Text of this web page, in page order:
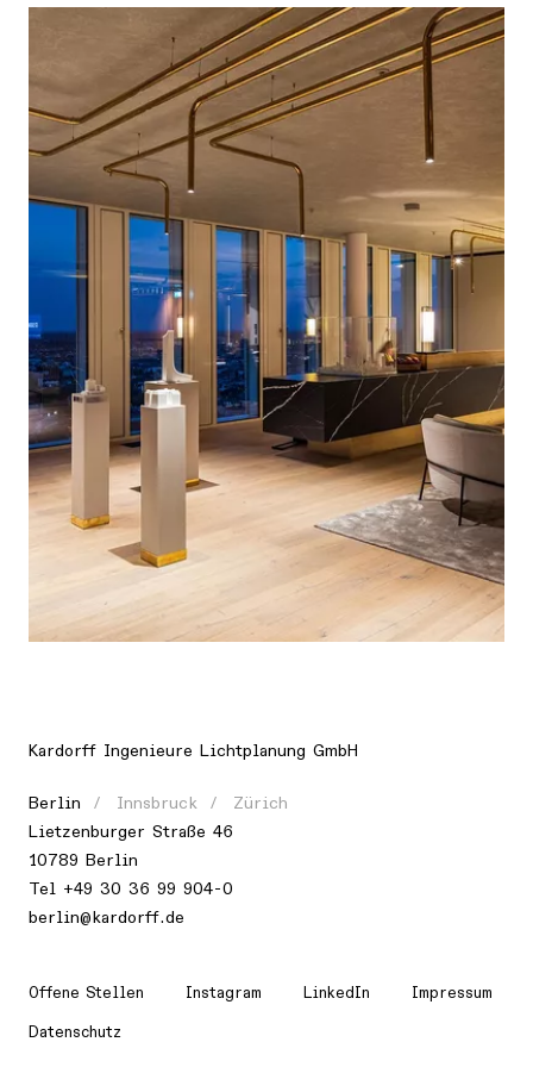
Europa, Deutschland, Berlin
Kardorff Ingenieure Lichtplanung GmbH
Berlin Innsbruck
Zürich
Lietzenburger Straße 46
10789 Berlin
Tel +49 30 36 99 904-0
berlin@kardorff.de
Offene Stellen Instagram LinkedIn
Impressum
Datenschutz